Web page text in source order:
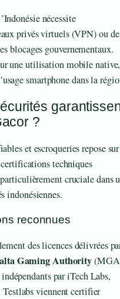
nécessite
privés virtuels (VPN) ou de
blocages gouvernementaux.
une utilisation mobile native,
smartphone dans la
?
et escroqueries repose sur
techniques
cruciale dans
indonésiennes.
reconnues
des licences délivrées
Gaming Authority
par iTech Labs,
viennent certifier